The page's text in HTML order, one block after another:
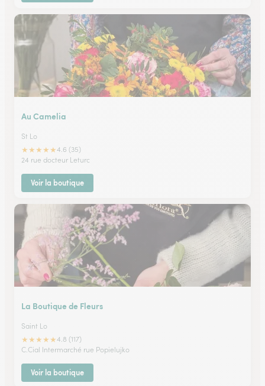
Au Camelia
St Lo
★★★★★4.6 (35)
24 rue docteur Leturc
Voir la boutique
La Boutique de Fleurs
Saint Lo
★★★★★4.8 (117)
C.Cial Intermarché rue Popielujko
Voir la boutique